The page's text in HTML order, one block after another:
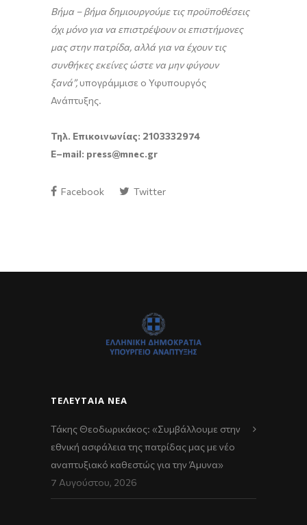
Bήμα – βήμα δημιουργούμε τις προϋποθέσεις
όχι μόνο για να επιστρέψουν οι επιστήμονες
μας στην πατρίδα, αλλά για να έχουν τις
συνθήκες εκείνες ώστε να μην φύγουν
ξανά”,υπογράμμισε ο Υφυπουργός
Ανάπτυξης.
Τηλ. Επικοινωνίας: 2103332974
E–mail: press@mnec.gr
Facebook Twitter
ΤΕΛΕΥΤΑΊΑ ΝΈΑ
Τάκης Θεοδωρικάκος: «Συμβάλλουμε στην
εθνική ασφάλεια της πατρίδας μας με νέο
αναπτυξιακό καθεστώς για την Άμυνα»
7 Αυγούστου, 2026